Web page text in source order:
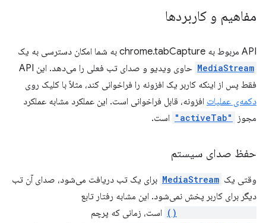
مفاهیم و کاربردها
API مربوط به chrome.tabCapture به شما امکان دسترسی به یک
MediaStream
حاوی ویدیو و صدای تب فعلی را می‌دهد. این API
فقط پس از اینکه کاربر یک افزونه را فراخوانی کند، مثلاً با کلیک روی
دکمه‌ی عملیات افزونه، قابل فراخوانی است. این عملکرد مشابه عملکرد
مجوز
"activeTab" است.
حفظ صدای سیستم
وقتی یک MediaStream برای یک تب دریافت می‌شود، صدای آن تب
دیگر برای کاربر پخش نمی‌شود. این مشابه رفتار تابع
است، زمانی که پرچم